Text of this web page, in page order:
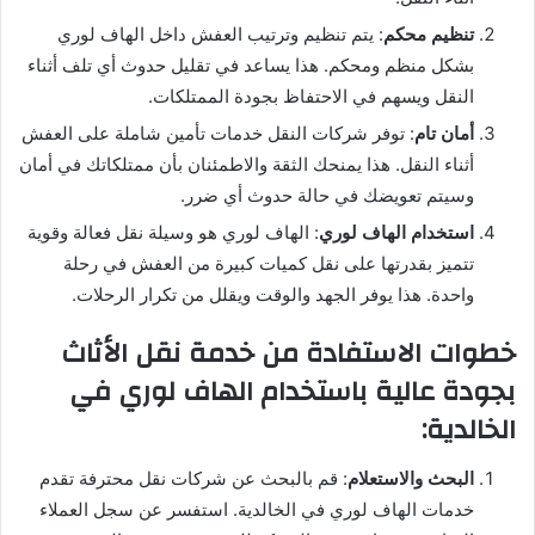
تنظيم محكم: يتم تنظيم وترتيب العفش داخل الهاف لوري
بشكل منظم ومحكم. هذا يساعد في تقليل حدوث أي تلف أثناء
النقل ويسهم في الاحتفاظ بجودة الممتلكات.
أمان تام: توفر شركات النقل خدمات تأمين شاملة على العفش
أثناء النقل. هذا يمنحك الثقة والاطمئنان بأن ممتلكاتك في أمان
وسيتم تعويضك في حالة حدوث أي ضرر.
استخدام الهاف لوري: الهاف لوري هو وسيلة نقل فعالة وقوية
تتميز بقدرتها على نقل كميات كبيرة من العفش في رحلة
واحدة. هذا يوفر الجهد والوقت ويقلل من تكرار الرحلات.
خطوات الاستفادة من خدمة نقل الأثاث
بجودة عالية باستخدام الهاف لوري في
الخالدية:
البحث والاستعلام: قم بالبحث عن شركات نقل محترفة تقدم
خدمات الهاف لوري في الخالدية. استفسر عن سجل العملاء